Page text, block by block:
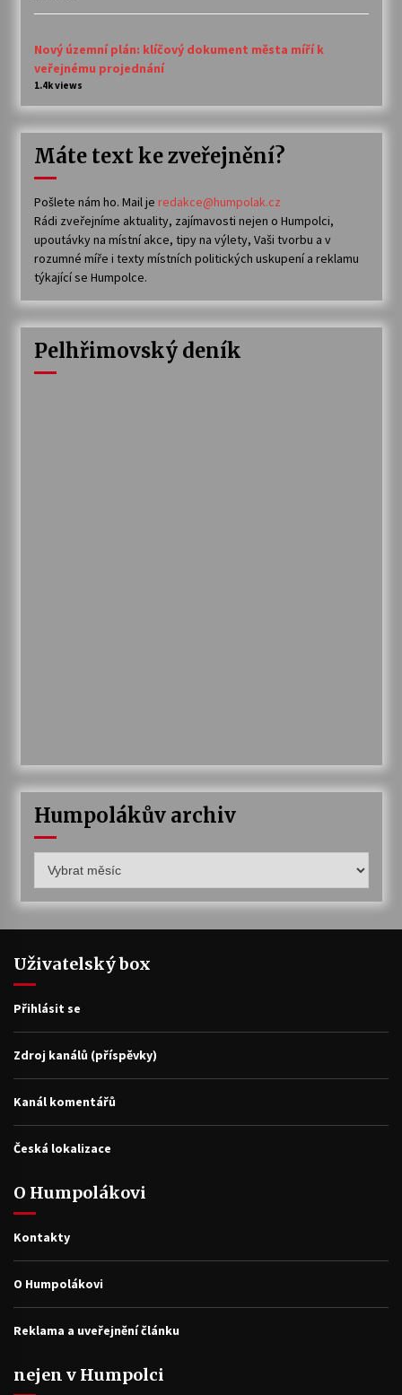
Nový územní plán: klíčový dokument města míří k
veřejnému projednání
1.4k views
Máte text ke zveřejnění?
Pošlete nám ho. Mail je redakce@humpolak.cz
Rádi zveřejníme aktuality, zajímavosti nejen o Humpolci,
upoutávky na místní akce, tipy na výlety, Vaši tvorbu a v
rozumné míře i texty místních politických uskupení a reklamu
týkající se Humpolce.
Pelhřimovský deník
Humpolákův archiv
archiv
Uživatelský box
Přihlásit se
Zdroj kanálů (příspěvky)
Kanál komentářů
Česká lokalizace
O Humpolákovi
Kontakty
O Humpolákovi
Reklama a uveřejnění článku
nejen v Humpolci